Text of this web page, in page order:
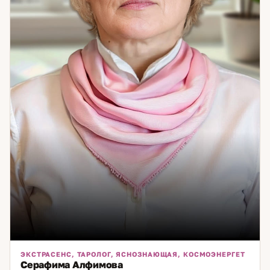
ЭКСТРАСЕНС, ТАРОЛОГ, ЯСНОЗНАЮЩАЯ, КОСМОЭНЕРГЕТ
Серафима Алфимова